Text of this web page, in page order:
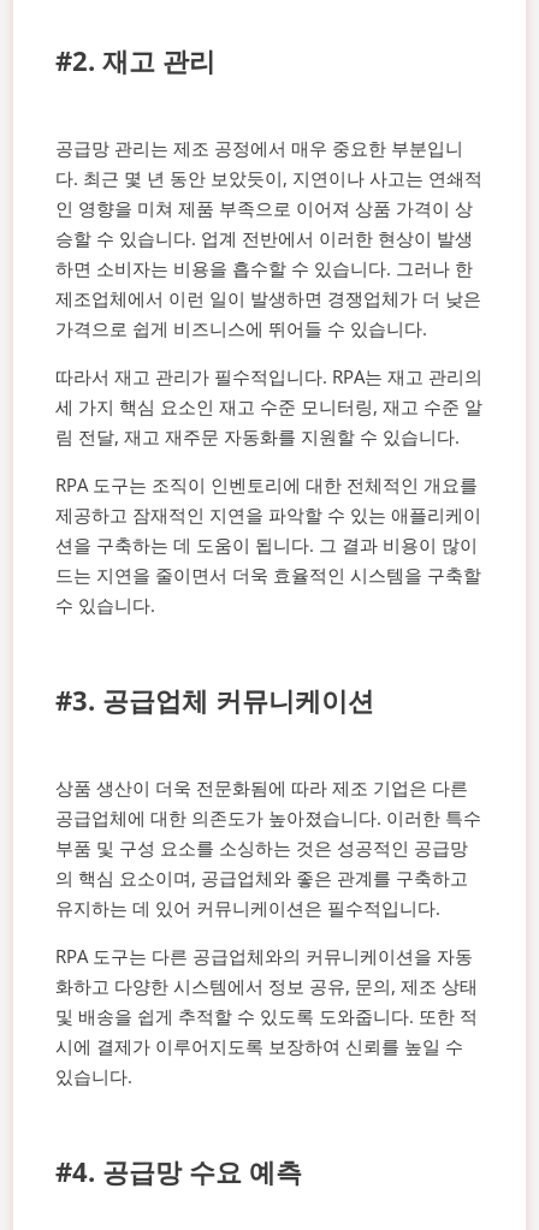
#2. 재고 관리
공급망 관리는 제조 공정에서 매우 중요한 부분입니
다. 최근 몇 년 동안 보았듯이, 지연이나 사고는 연쇄적
인 영향을 미쳐 제품 부족으로 이어져 상품 가격이 상
승할 수 있습니다. 업계 전반에서 이러한 현상이 발생
하면 소비자는 비용을 흡수할 수 있습니다. 그러나 한
제조업체에서 이런 일이 발생하면 경쟁업체가 더 낮은
가격으로 쉽게 비즈니스에 뛰어들 수 있습니다.
따라서 재고 관리가 필수적입니다. RPA는 재고 관리의
세 가지 핵심 요소인 재고 수준 모니터링, 재고 수준 알
림 전달, 재고 재주문 자동화를 지원할 수 있습니다.
RPA 도구는 조직이 인벤토리에 대한 전체적인 개요를
제공하고 잠재적인 지연을 파악할 수 있는 애플리케이
션을 구축하는 데 도움이 됩니다. 그 결과 비용이 많이
드는 지연을 줄이면서 더욱 효율적인 시스템을 구축할
수 있습니다.
#3. 공급업체 커뮤니케이션
상품 생산이 더욱 전문화됨에 따라 제조 기업은 다른
공급업체에 대한 의존도가 높아졌습니다. 이러한 특수
부품 및 구성 요소를 소싱하는 것은 성공적인 공급망
의 핵심 요소이며, 공급업체와 좋은 관계를 구축하고
유지하는 데 있어 커뮤니케이션은 필수적입니다.
RPA 도구는 다른 공급업체와의 커뮤니케이션을 자동
화하고 다양한 시스템에서 정보 공유, 문의, 제조 상태
및 배송을 쉽게 추적할 수 있도록 도와줍니다. 또한 적
시에 결제가 이루어지도록 보장하여 신뢰를 높일 수
있습니다.
#4. 공급망 수요 예측